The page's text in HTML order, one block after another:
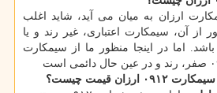
ارزان به میان می آید، شاید اغلب
از آن، سیمكارت اعتباری، غیر رند و یا
باشد. اما در اینجا منظور ما از سیمكارت
قیمت چیست؟